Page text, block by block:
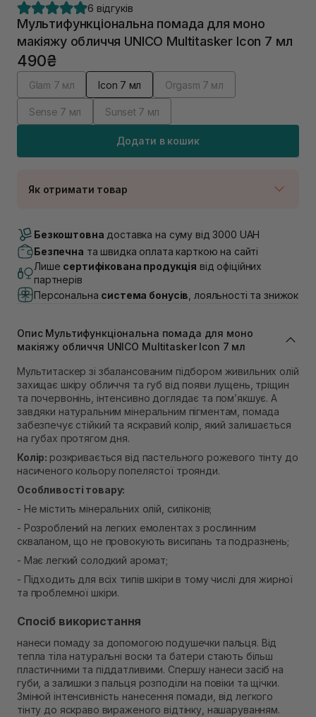
6 відгуків
Мультифункціональна помада для моно
макіяжу обличчя UNICO Multitasker Icon 7 мл
490₴
Glam 7 мл Icon 7 мл Orgasm 7 мл
Sense 7 мл Sunset 7 мл
Додати в кошик
Як отримати товар
В наявності
Самовивіз м. Луцьк, вул. Винниченка 4
В наявності
Самовивіз м. Львів, вул. Академіка Підстригача, 1В
(Duck’s Lake)
В наявності
В наявності
Самовивіз м. Львів, вул. Степана Бандери 45
Самовивіз м. Рівне, вул. 16-го Липня, 15
В наявності
Самовивіз м. Рівне, вул. Кулика і Гудачека 23 (ТЦ
Екватор)
В наявності
Безкоштовна доставка на суму від 3000 UAH
Безпечна та швидка оплата карткою на сайті
Лише сертифікована продукція від офіційних
партнерів
Персональна система бонусів , лояльності та знижок
Опис Мультифункціональна помада для моно
макіяжу обличчя UNICO Multitasker Icon 7 мл
Мультитаскер зі збалансованим підбором живильних олій
захищає шкіру обличчя та губ від появи лущень, тріщин
та почервонінь, інтенсивно доглядає та пом’якшує. А
завдяки натуральним мінеральним пігментам, помада
забезпечує стійкий та яскравий колір, який залишається
на губах протягом дня.
Колір: розкривається від пастельного рожевого тінту до
насиченого кольору попелястої троянди.
Особливості товару:
- Не містить мінеральних олій, силіконів;
- Розроблений на легких емолентах з рослинним
скваланом, що не провокують висипань та подразнень;
- Має легкий солодкий аромат;
- Підходить для всіх типів шкіри в тому числі для жирної
та проблемної шкіри.
Спосіб використання
нанеси помаду за допомогою подушечки пальця. Від
тепла тіла натуральні воски та батери стають більш
пластичними та піддатливими. Спершу нанеси засіб на
губи, а залишки з пальця розподіли на повіки та щічки.
Змінюй інтенсивність нанесення помади, від легкого
тінту до яскраво вираженого відтінку, нашаруванням.